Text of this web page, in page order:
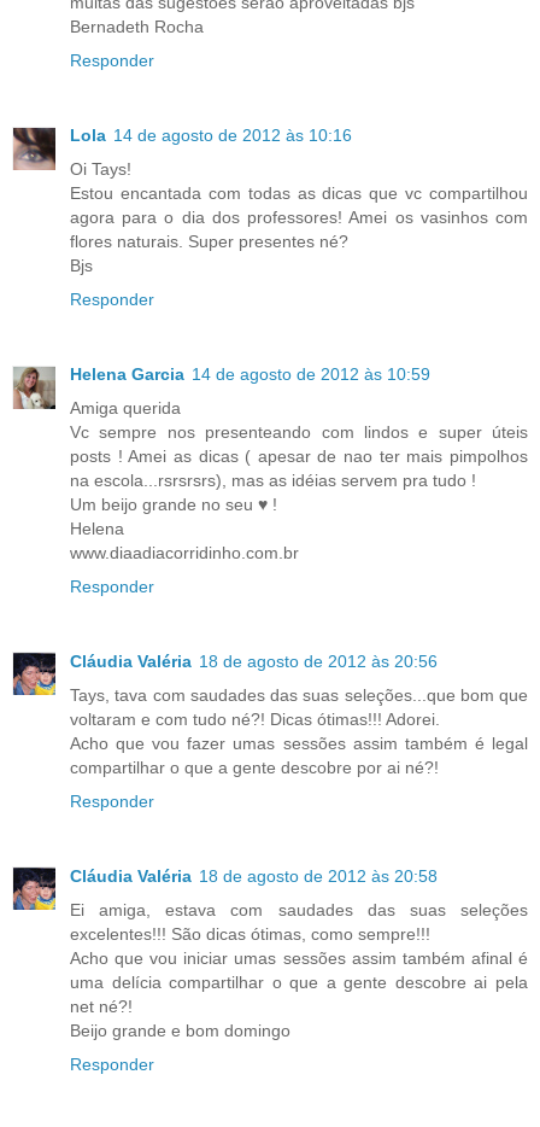
Bernadeth Rocha
Responder
Lola 14 de agosto de 2012 às 10:16
Oi Tays!
Estou encantada com todas as dicas que vc compartilhou
agora para o dia dos professores! Amei os vasinhos com
flores naturais. Super presentes né?
Bjs
Responder
Helena Garcia 14 de agosto de 2012 às 10:59
Amiga querida
Vc sempre nos presenteando com lindos e super úteis
posts ! Amei as dicas ( apesar de nao ter mais pimpolhos
na escola...rsrsrsrs), mas as idéias servem pra tudo !
Um beijo grande no seu ♥ !
Helena
www.diaadiacorridinho.com.br
Responder
Cláudia Valéria 18 de agosto de 2012 às 20:56
Tays, tava com saudades das suas seleções...que bom que
voltaram e com tudo né?! Dicas ótimas!!! Adorei.
Acho que vou fazer umas sessões assim também é legal
compartilhar o que a gente descobre por ai né?!
Responder
Cláudia Valéria 18 de agosto de 2012 às 20:58
Ei amiga, estava com saudades das suas seleções
excelentes!!! São dicas ótimas, como sempre!!!
Acho que vou iniciar umas sessões assim também afinal é
uma delícia compartilhar o que a gente descobre ai pela
net né?!
Beijo grande e bom domingo
Responder